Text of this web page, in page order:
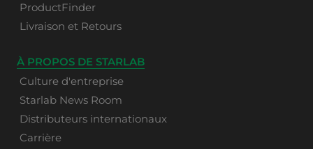
ProductFinder
Livraison et Retours
À PROPOS DE STARLAB
Culture d'entreprise
Starlab News Room
Distributeurs internationaux
Carrière